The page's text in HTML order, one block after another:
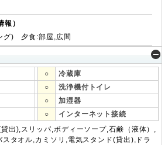
）
グ) 夕食:部屋,広間
○
冷蔵庫
○
洗浄機付トイレ
○
加湿器
○
インターネット接続
出),スリッパ,ボディーソープ,石鹸（液体）,
タオル,カミソリ,電気スタンド(貸出),ドラ